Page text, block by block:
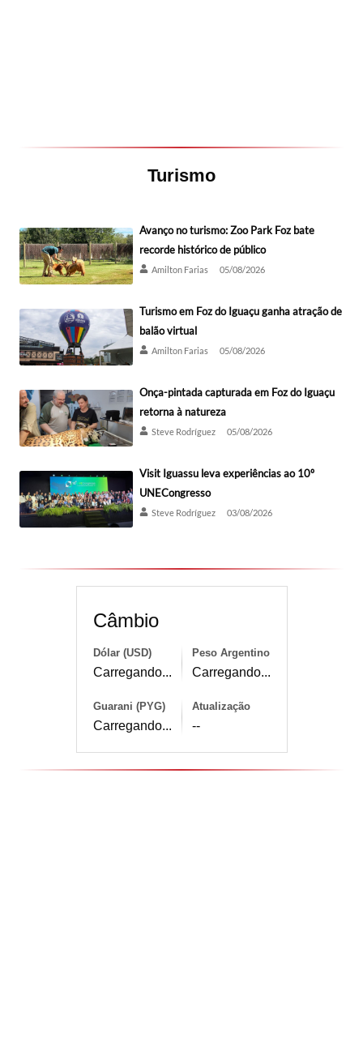
Turismo
Avanço no turismo: Zoo Park Foz bate
recorde histórico de público
Amilton Farias 05/08/2026
Turismo em Foz do Iguaçu ganha atração de
balão virtual
Amilton Farias 05/08/2026
Onça-pintada capturada em Foz do Iguaçu
retorna à natureza
Steve Rodríguez 05/08/2026
Visit Iguassu leva experiências ao 10º
UNECongresso
Steve Rodríguez 03/08/2026
Câmbio
Dólar (USD)
Carregando...
Peso Argentino
Carregando...
Guarani (PYG)
Carregando...
Atualização
--